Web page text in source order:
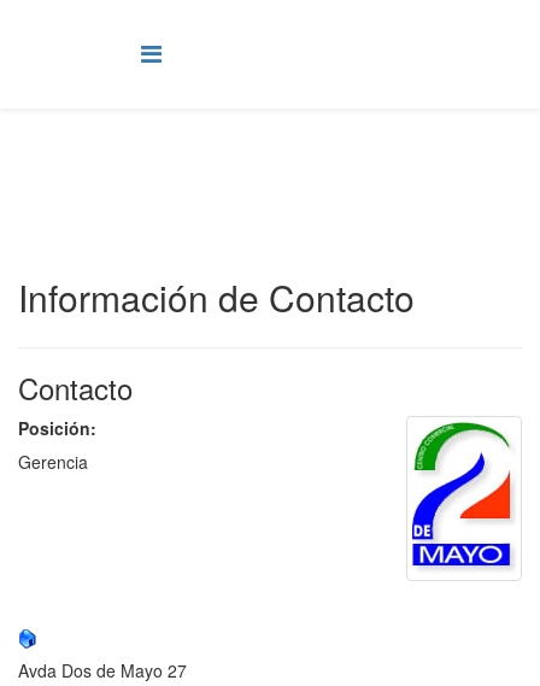
Información de Contacto
Contacto
Posición:
Gerencia
Avda Dos de Mayo 27